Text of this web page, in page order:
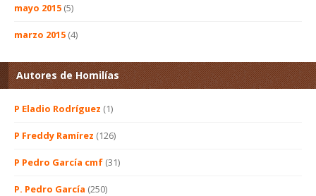
mayo 2015 (5)
marzo 2015 (4)
Autores de Homilías
P Eladio Rodríguez (1)
P Freddy Ramírez (126)
P Pedro García cmf (31)
P. Pedro García (250)